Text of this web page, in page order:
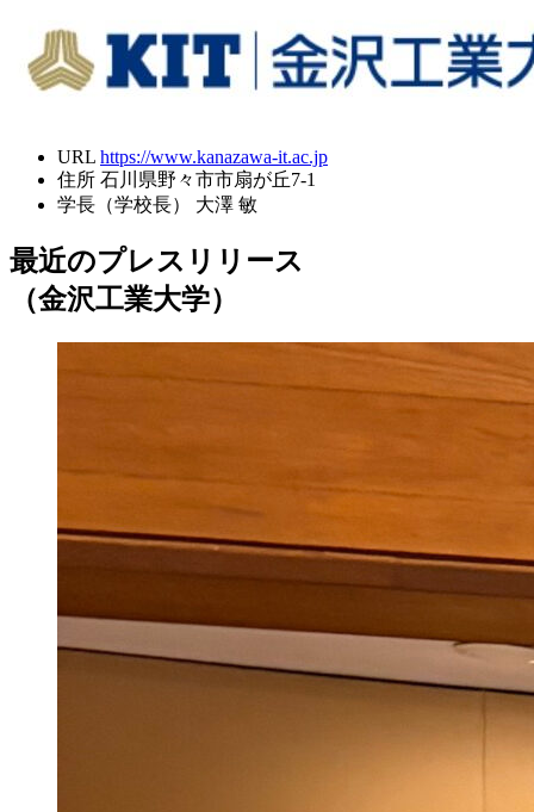
URL https://www.kanazawa-it.ac.jp
住所 石川県野々市市扇が丘7-1
学長（学校長）
大澤 敏
最近のプレスリリース
（金沢工業大学）